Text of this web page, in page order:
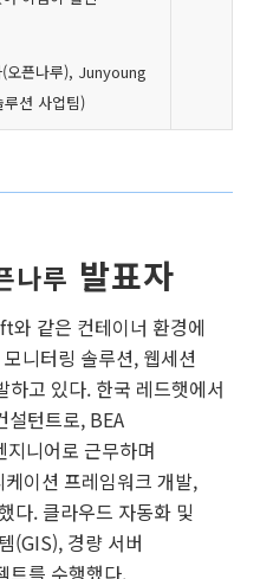
(오픈나루), Junyoung
션 사업팀)
나루 발표자
같은 컨테이너 환경에
니터링 솔루션, 웹세션
하고 있다. 한국 레드햇에서
설턴트로, BEA
니어로 근무하며
이션 프레임워크 개발,
다. 클라우드 자동화 및
(GIS), 경량 서버